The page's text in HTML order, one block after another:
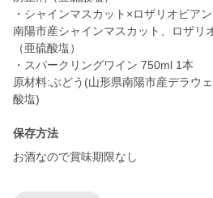
・シャインマスカット×ロザリオビア
南陽市産シャインマスカット、ロザリ
（亜硫酸塩）
・スパークリングワイン 750ml 1本
原材料:ぶどう(山形県南陽市産デラウ
酸塩)
保存方法
お酒なので賞味期限なし